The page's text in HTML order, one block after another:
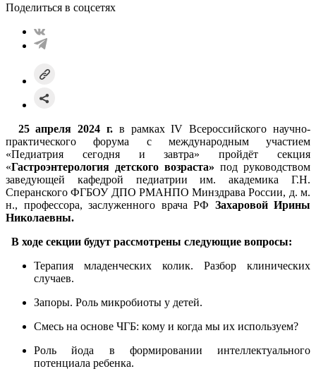
Поделиться в соцсетях
25 апреля 2024 г. в рамках IV Всероссийского научно-
практического форума с международным участием
«Педиатрия сегодня и завтра» пройдёт секция
«Гастроэнтерология детского возраста» под руководством
заведующей кафедрой педиатрии им. академика Г.Н.
Сперанского ФГБОУ ДПО РМАНПО Минздрава России, д. м.
н., профессора, заслуженного врача РФ Захаровой Ирины
Николаевны.
В ходе секции будут рассмотрены следующие вопросы:
Терапия младенческих колик. Разбор клинических
случаев.
Запоры. Роль микробиоты у детей.
Смесь на основе ЧГБ: кому и когда мы их используем?
Роль йода в формировании интеллектуального
потенциала ребенка.